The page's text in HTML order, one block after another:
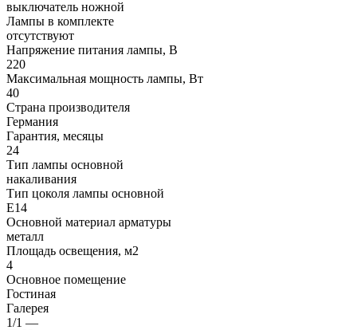
выключатель ножной
Лампы в комплекте
отсутствуют
Напряжение питания лампы, В
220
Максимальная мощность лампы, Вт
40
Страна производителя
Германия
Гарантия, месяцы
24
Тип лампы основной
накаливания
Тип цоколя лампы основной
E14
Основной материал арматуры
металл
Площадь освещения, м2
4
Основное помещение
Гостиная
Галерея
1/1 —